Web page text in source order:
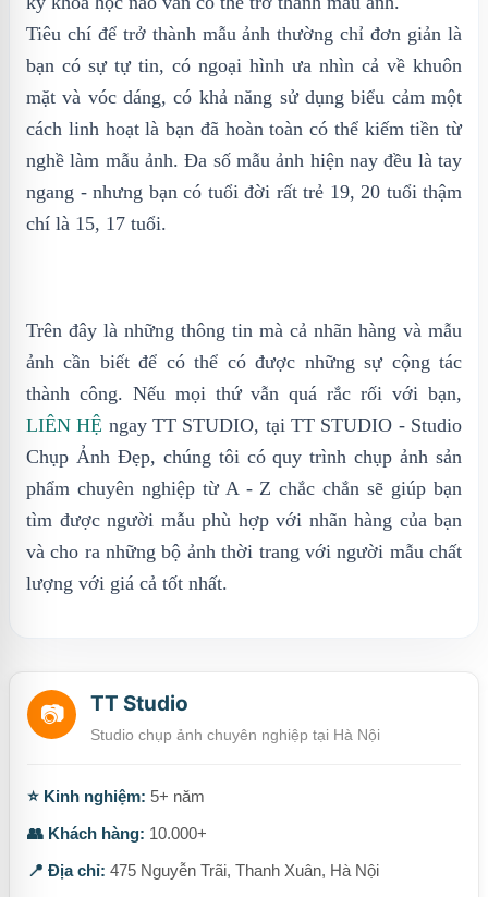
Tiêu chí để trở thành mẫu ảnh thường chỉ đơn giản là
bạn có sự tự tin, có ngoại hình ưa nhìn cả về khuôn
mặt và vóc dáng, có khả năng sử dụng biểu cảm một
cách linh hoạt là bạn đã hoàn toàn có thể kiếm tiền từ
nghề làm mẫu ảnh. Đa số mẫu ảnh hiện nay đều là tay
ngang - nhưng bạn có tuổi đời rất trẻ 19, 20 tuổi thậm
chí là 15, 17 tuổi.
Trên đây là những thông tin mà cả nhãn hàng và mẫu
ảnh cần biết để có thể có được những sự cộng tác
thành công. Nếu mọi thứ vẫn quá rắc rối với bạn,
LIÊN HỆ ngay TT STUDIO, tại TT STUDIO - Studio
Chụp Ảnh Đẹp, chúng tôi có quy trình chụp ảnh sản
phẩm chuyên nghiệp từ A - Z chắc chắn sẽ giúp bạn
tìm được người mẫu phù hợp với nhãn hàng của bạn
và cho ra những bộ ảnh thời trang với người mẫu chất
lượng với giá cả tốt nhất.
📷 TT Studio
Studio chụp ảnh chuyên nghiệp tại Hà Nội
⭐ Kinh nghiệm: 5+ năm
👥 Khách hàng: 10.000+
📍 Địa chỉ: 475 Nguyễn Trãi, Thanh Xuân, Hà Nội